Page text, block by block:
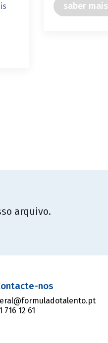
saber mais
arquivo.
nos
716 12 61